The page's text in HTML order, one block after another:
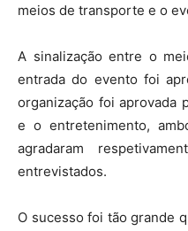
meios de transporte e o
A sinalização entre o
entrada do evento foi
organização foi aprovada
e o entretenimento,
agradaram
entrevistados.
O sucesso foi tão grande